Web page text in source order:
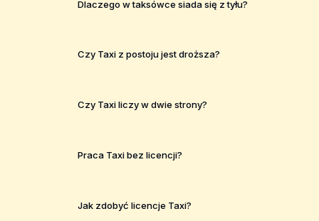
Dlaczego w taksówce siada się z tyłu?
Czy Taxi z postoju jest droższa?
Czy Taxi liczy w dwie strony?
Praca Taxi bez licencji?
Jak zdobyć licencje Taxi?